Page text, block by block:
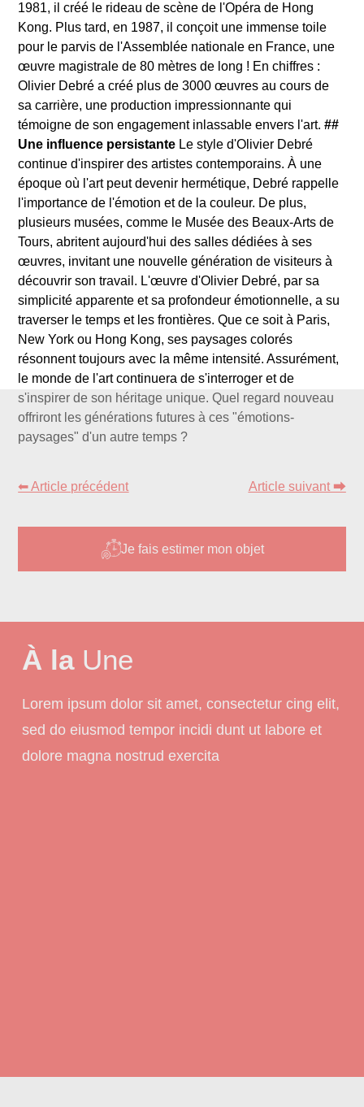
1981, il créé le rideau de scène de l'Opéra de Hong
Kong. Plus tard, en 1987, il conçoit une immense toile
pour le parvis de l'Assemblée nationale en France, une
œuvre magistrale de 80 mètres de long ! En chiffres :
Olivier Debré a créé plus de 3000 œuvres au cours de
sa carrière, une production impressionnante qui
témoigne de son engagement inlassable envers l'art.##
Une influence persistante Le style d'Olivier Debré
continue d'inspirer des artistes contemporains. À une
époque où l'art peut devenir hermétique, Debré rappelle
l'importance de l'émotion et de la couleur. De plus,
plusieurs musées, comme le Musée des Beaux-Arts de
Tours, abritent aujourd'hui des salles dédiées à ses
œuvres, invitant une nouvelle génération de visiteurs à
découvrir son travail. L'œuvre d'Olivier Debré, par sa
simplicité apparente et sa profondeur émotionnelle, a su
traverser le temps et les frontières. Que ce soit à Paris,
New York ou Hong Kong, ses paysages colorés
résonnent toujours avec la même intensité. Assurément,
le monde de l'art continuera de s'interroger et de
s'inspirer de son héritage unique. Quel regard nouveau
offriront les générations futures à ces "émotions-
paysages" d'un autre temps ?
⬅ Article précédent Article suivant ⮕
Je fais estimer mon objet
À laUne
Lorem ipsum dolor sit amet, consectetur cing elit,
sed do eiusmod tempor incidi dunt ut labore et
dolore magna nostrud exercita